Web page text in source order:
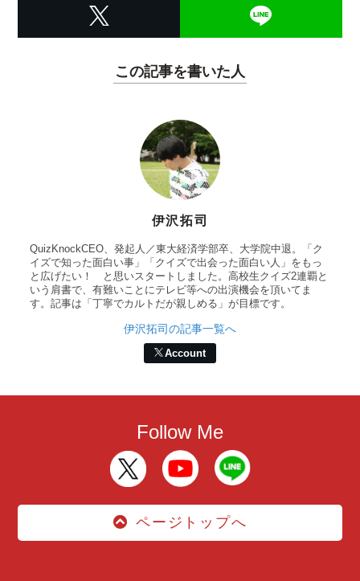
この記事を書いた人
伊沢拓司
QuizKnockCEO、発起人／東大経済学部卒、大学院中退。「ク
イズで知った面白い事」「クイズで出会った面白い人」をもっ
と広げたい！ と思いスタートしました。高校生クイズ2連覇と
いう肩書で、有難いことにテレビ等への出演機会を頂いてま
す。記事は「丁寧でカルトだが親しめる」が目標です。
伊沢拓司の記事一覧へ
Account
Follow Me
ページトップへ